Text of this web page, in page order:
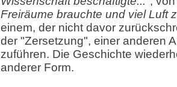
Freiräume brauchte und viel Luft
einem, der nicht davor
der "Zersetzung", einer anderen
zuführen. Die Geschichte
anderer Form.